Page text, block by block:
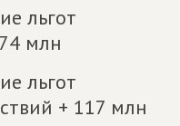
льгот
млн
льгот
+ 117 млн